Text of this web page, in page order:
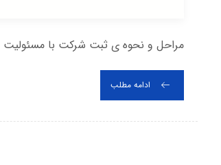
مراحل و نحوه ی ثبت شرکت با
ادامه مطلب